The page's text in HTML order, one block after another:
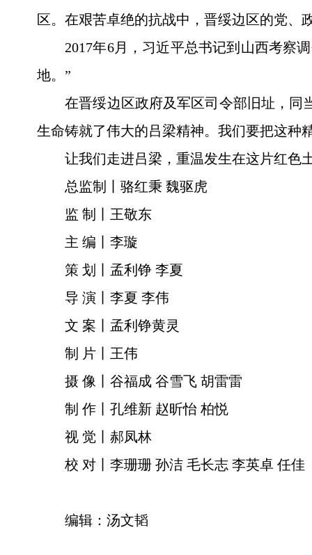
区。在艰苦卓绝的抗战中，晋绥边区的党、
2017年6月，习近平总书记到山西考察
地。”
在晋绥边区政府及军区司令部旧址，同
生命铸就了伟大的吕梁精神。我们要把这种
让我们走进吕梁，重温发生在这片红色
总监制丨骆红秉 魏驱虎
监 制丨王敬东
主 编丨李璇
策 划丨孟利铮 李夏
导 演丨李夏 李伟
文 案丨孟利铮黄灵
制 片丨王伟
摄 像丨谷福成 谷雪飞 胡雷雷
制 作丨孔维新 赵昕怡 柏悦
视 觉丨郝凤林
校 对丨李珊珊 孙洁 毛长志 李英卓 任佳
编辑：汤文韬